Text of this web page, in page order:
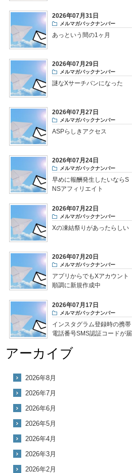
2026年07月31日
メルマガバックナンバー
あっという間の1ヶ月
2026年07月29日
メルマガバックナンバー
謎なXサーチバンになった
2026年07月27日
メルマガバックナンバー
ASPらしきアクセス
2026年07月24日
メルマガバックナンバー
早めに報酬発生したいならS
NSアフィリエイト
2026年07月22日
メルマガバックナンバー
Xの凍結祭りがあったらしい
2026年07月20日
メルマガバックナンバー
アプリからでもXアカウント
順調に新規作成中
2026年07月17日
メルマガバックナンバー
インスタグラム登録時の携帯
電話番号SMS認証コードが届
アーカイブ
2026年8月
2026年7月
2026年6月
2026年5月
2026年4月
2026年3月
2026年2月